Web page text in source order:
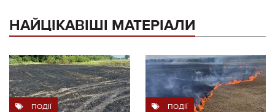
НАЙЦІКАВІШІ МАТЕРІАЛИ
ПОДІЇ ПОДІЇ